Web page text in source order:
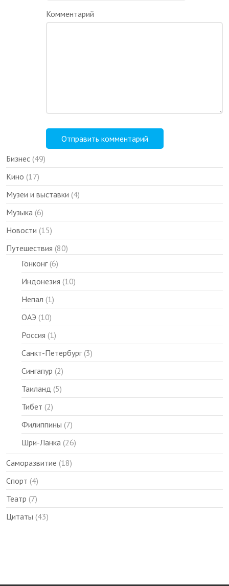
Комментарий
Бизнес (49)
Кино (17)
Музеи и выставки (4)
Музыка (6)
Новости (15)
Путешествия (80)
Гонконг(6)
Индонезия (10)
Непал (1)
ОАЭ (10)
Россия (1)
Санкт-Петербург(3)
Сингапур (2)
Таиланд (5)
Тибет (2)
Филиппины (7)
Шри-Ланка (26)
Саморазвитие (18)
Спорт (4)
Театр (7)
Цитаты (43)